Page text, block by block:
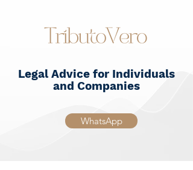
Legal Advice for Individuals
and Companies
WhatsApp